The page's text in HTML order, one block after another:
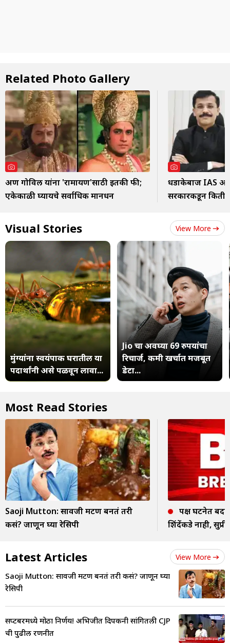
Related Photo Gallery
अरुण गोविल यांना 'रामायण'साठी इतकी फी;
एकेकाळी घ्यायचे सर्वाधिक मानधन
धडाकेबाज IAS
सरकारकडून किती
Visual Stories View More
मुंग्यांना स्वयंपाक घरातील या
पदार्थांनी असे पळवून लावा...
Jio चा अवघ्या 69 रुपयांचा
रिचार्ज, कमी खर्चात मजबूत
डेटा...
Most Read Stories
Saoji Mutton: सावजी मटण बनतं तरी
कसं? जाणून घ्या रेसिपी
पक्ष घटनेत
शिंदेंकडे नाही,
Latest Articles View More
Saoji Mutton: सावजी मटण बनतं तरी कसं? जाणून घ्या
रेसिपी
सप्टेंबरमध्ये मोठा निर्णय! अभिजीत दिपकेंनी सांगितली CJP
ची पुढील रणनीत